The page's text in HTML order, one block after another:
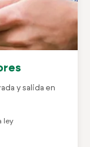
y salida en
ley